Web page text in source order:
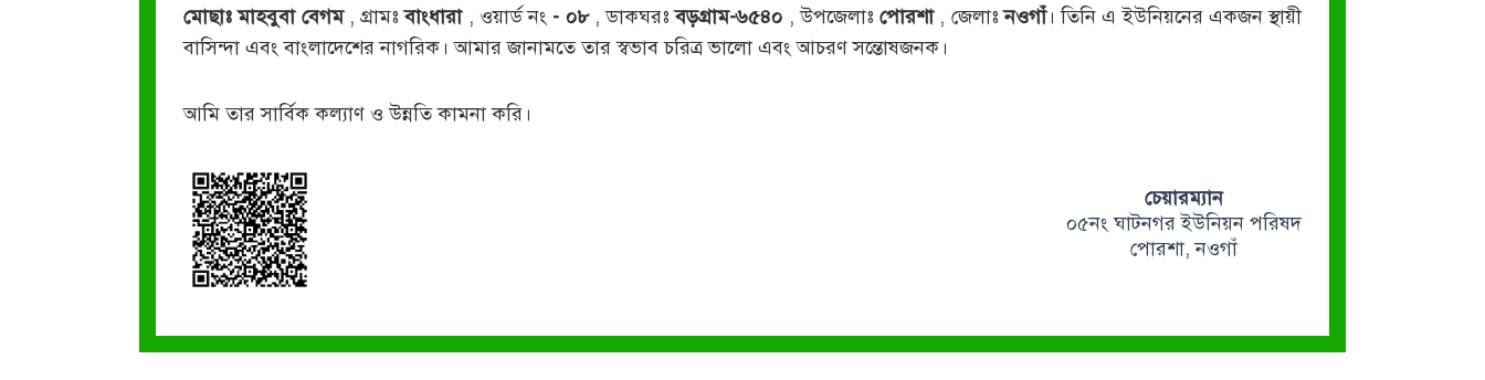
মোছাঃ মাহবুবা বেগম , গ্রামঃবাংধারা , ওয়ার্ড নং - ০৮ , ডাকঘরঃবড়গ্রাম-৬৫৪০ , উপজেলাঃ পোরশা , জেলাঃনওগাঁ। তিনি এ ইউনিয়নের একজন স্থায়ী
বাসিন্দা এবং বাংলাদেশের নাগরিক। আমার জানামতে তার স্বভাব চরিত্র ভালো এবং আচরণ সন্তোষজনক।
আমি তার সার্বিক কল্যাণ ও উন্নতি কামনা করি।
চেয়ারম্যান
০৫নং ঘাটনগর ইউনিয়ন পরিষদ
পোরশা, নওগাঁ